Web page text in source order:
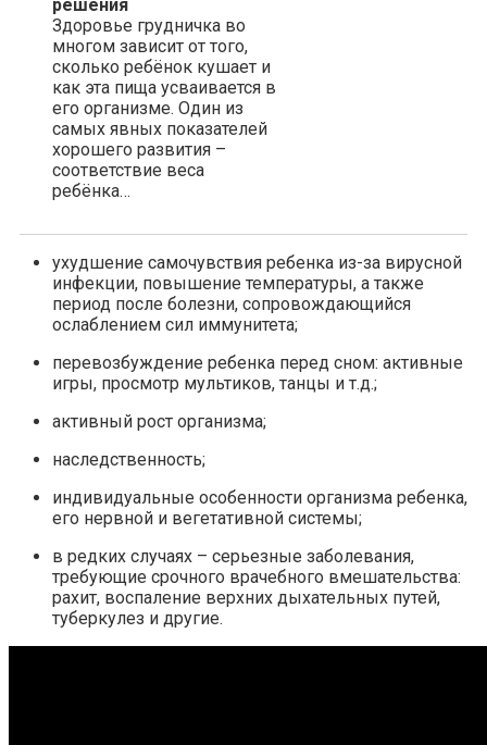
решения
Здоровье грудничка во
многом зависит от того,
сколько ребёнок кушает и
как эта пища усваивается в
его организме. Один из
самых явных показателей
хорошего развития –
соответствие веса
ребёнка…
ухудшение самочувствия ребенка из-за вирусной
инфекции, повышение температуры, а также
период после болезни, сопровождающийся
ослаблением сил иммунитета;
перевозбуждение ребенка перед сном: активные
игры, просмотр мультиков, танцы и т.д.;
активный рост организма;
наследственность;
индивидуальные особенности организма ребенка,
его нервной и вегетативной системы;
в редких случаях – серьезные заболевания,
требующие срочного врачебного вмешательства:
рахит, воспаление верхних дыхательных путей,
туберкулез и другие.